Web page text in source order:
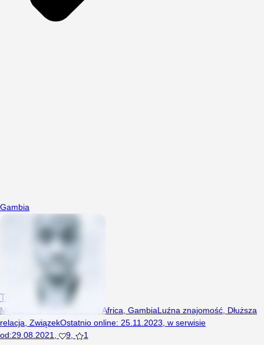
Gambia
Tijan
Mężczyzna, 30 lat, West of Africa, GambiaLuźna znajomość Dłuższa
relacja ZwiązekOstatnio online: 25.11.2023 w serwisie
od:29.08.2021 9
1